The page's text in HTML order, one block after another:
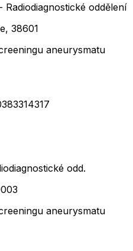
oddělení
38601
aneurysmatu
odd.
aneurysmatu